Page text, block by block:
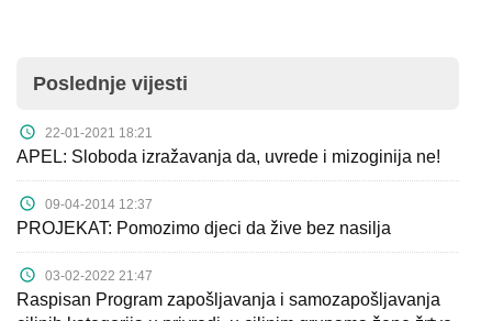
Poslednje vijesti
22-01-2021 18:21
APEL: Sloboda izražavanja da, uvrede i mizoginija ne!
09-04-2014 12:37
PROJEKAT: Pomozimo djeci da žive bez nasilja
03-02-2022 21:47
Raspisan Program zapošljavanja i samozapošljavanja